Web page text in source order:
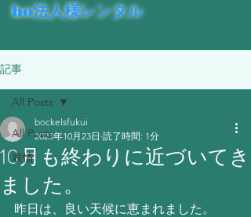
ho法人様レンタル
記事
All Posts
表情
All Posts
10月も終わりに近づいてき
ました。
bockelsfukui
2023年10月23日 読了時間: 1分
昨日は、良い天候に恵まれました。